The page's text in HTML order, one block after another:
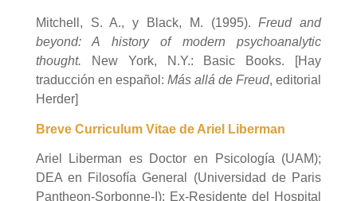
Mitchell, S. A., y Black, M. (1995).Freud and
beyond: A history of modern psychoanalytic
thought.
New York, N.Y.: Basic Books. [Hay
traducción en español: Más allá de Freud, editorial
Herder]
Breve Curriculum Vitae de Ariel Liberman
Ariel Liberman es Doctor en Psicología (UAM);
DEA en Filosofía General (Universidad de Paris
Pantheon-Sorbonne-I); Ex-Residente del Hospital